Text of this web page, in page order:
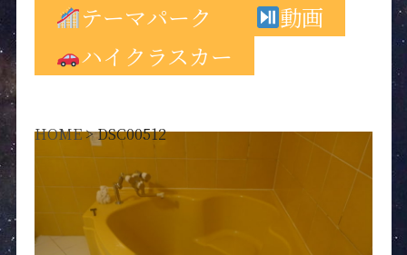
テーマパーク
動画
ハイクラスカー
HOME>DSC00512